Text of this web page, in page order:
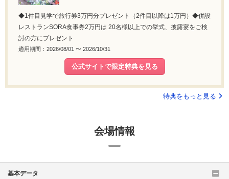
◆1件目見学で旅行券3万円分プレゼント（2件目以降は1万円）◆併設
レストランSORA食事券2万円は 20名様以上での挙式、披露宴をご検
討の方にプレゼント
適用期間：2026/08/01 〜 2026/10/31
公式サイトで限定特典を見る
特典をもっと見る
会場情報
基本データ